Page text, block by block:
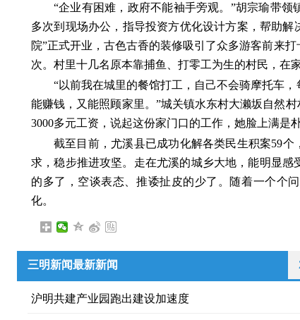
“企业有困难，政府不能袖手旁观。”胡宗瑜带领
多次到现场办公，指导投资方优化设计方案，帮助
院”正式开业，古色古香的装修吸引了众多游客前来
次。村里十几名原本靠捕鱼、打零工为生的村民，在
“以前我在城里的餐馆打工，自己不会骑摩托车
能赚钱，又能照顾家里。”城关镇水东村大濑坂自然
3000多元工资，说起这份家门口的工作，她脸上满是
截至目前，尤溪县已成功化解各类民生积案59
求，稳步推进攻坚。走在尤溪的城乡大地，能明显
的多了，空谈表态、推诿扯皮的少了。随着一个个
化。
三明新闻最新新闻
沪明共建产业园跑出建设加速度